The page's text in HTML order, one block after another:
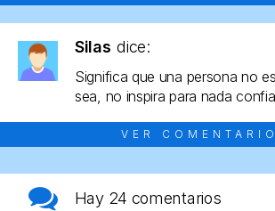
Silas dice:
Significa que una persona no
sea, no inspira para nada
VER COMENTARIO
Hay 24 comentarios